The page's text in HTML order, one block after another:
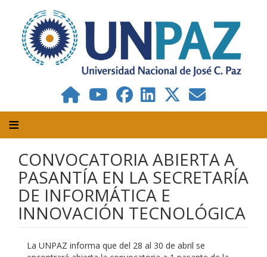
contenido
principal
CONVOCATORIA ABIERTA A
PASANTÍA EN LA SECRETARÍA
DE INFORMÁTICA E
INNOVACIÓN TECNOLÓGICA
La UNPAZ informa que del 28 al 30 de abril se